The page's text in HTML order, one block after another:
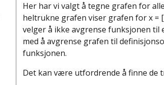
Her har vi valgt å tegne grafen for
heltrukne grafen viser grafen for x =
velger å ikke avgrense funksjonen
med å avgrense grafen til
funksjonen.
Det kan være utfordrende å finne de